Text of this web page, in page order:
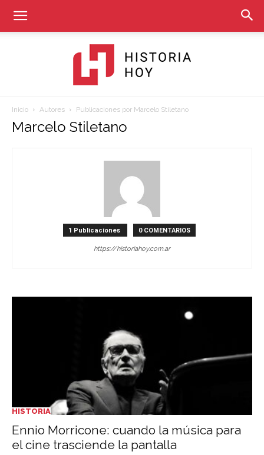
Historia
Inicio Autores Publicaciones por Marcelo Stiletano
Marcelo Stiletano
1 Publicaciones 0 COMENTARIOS
https://historiahoy.com.ar
HISTORIA
Ennio Morricone: cuando la música para
el cine trasciende la pantalla